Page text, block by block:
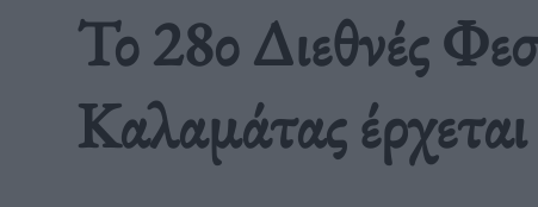
Το 28ο Διεθνές
Καλαμάτας